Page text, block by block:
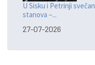
U Sisku i Petrinji
stanova –...
27-07-2026